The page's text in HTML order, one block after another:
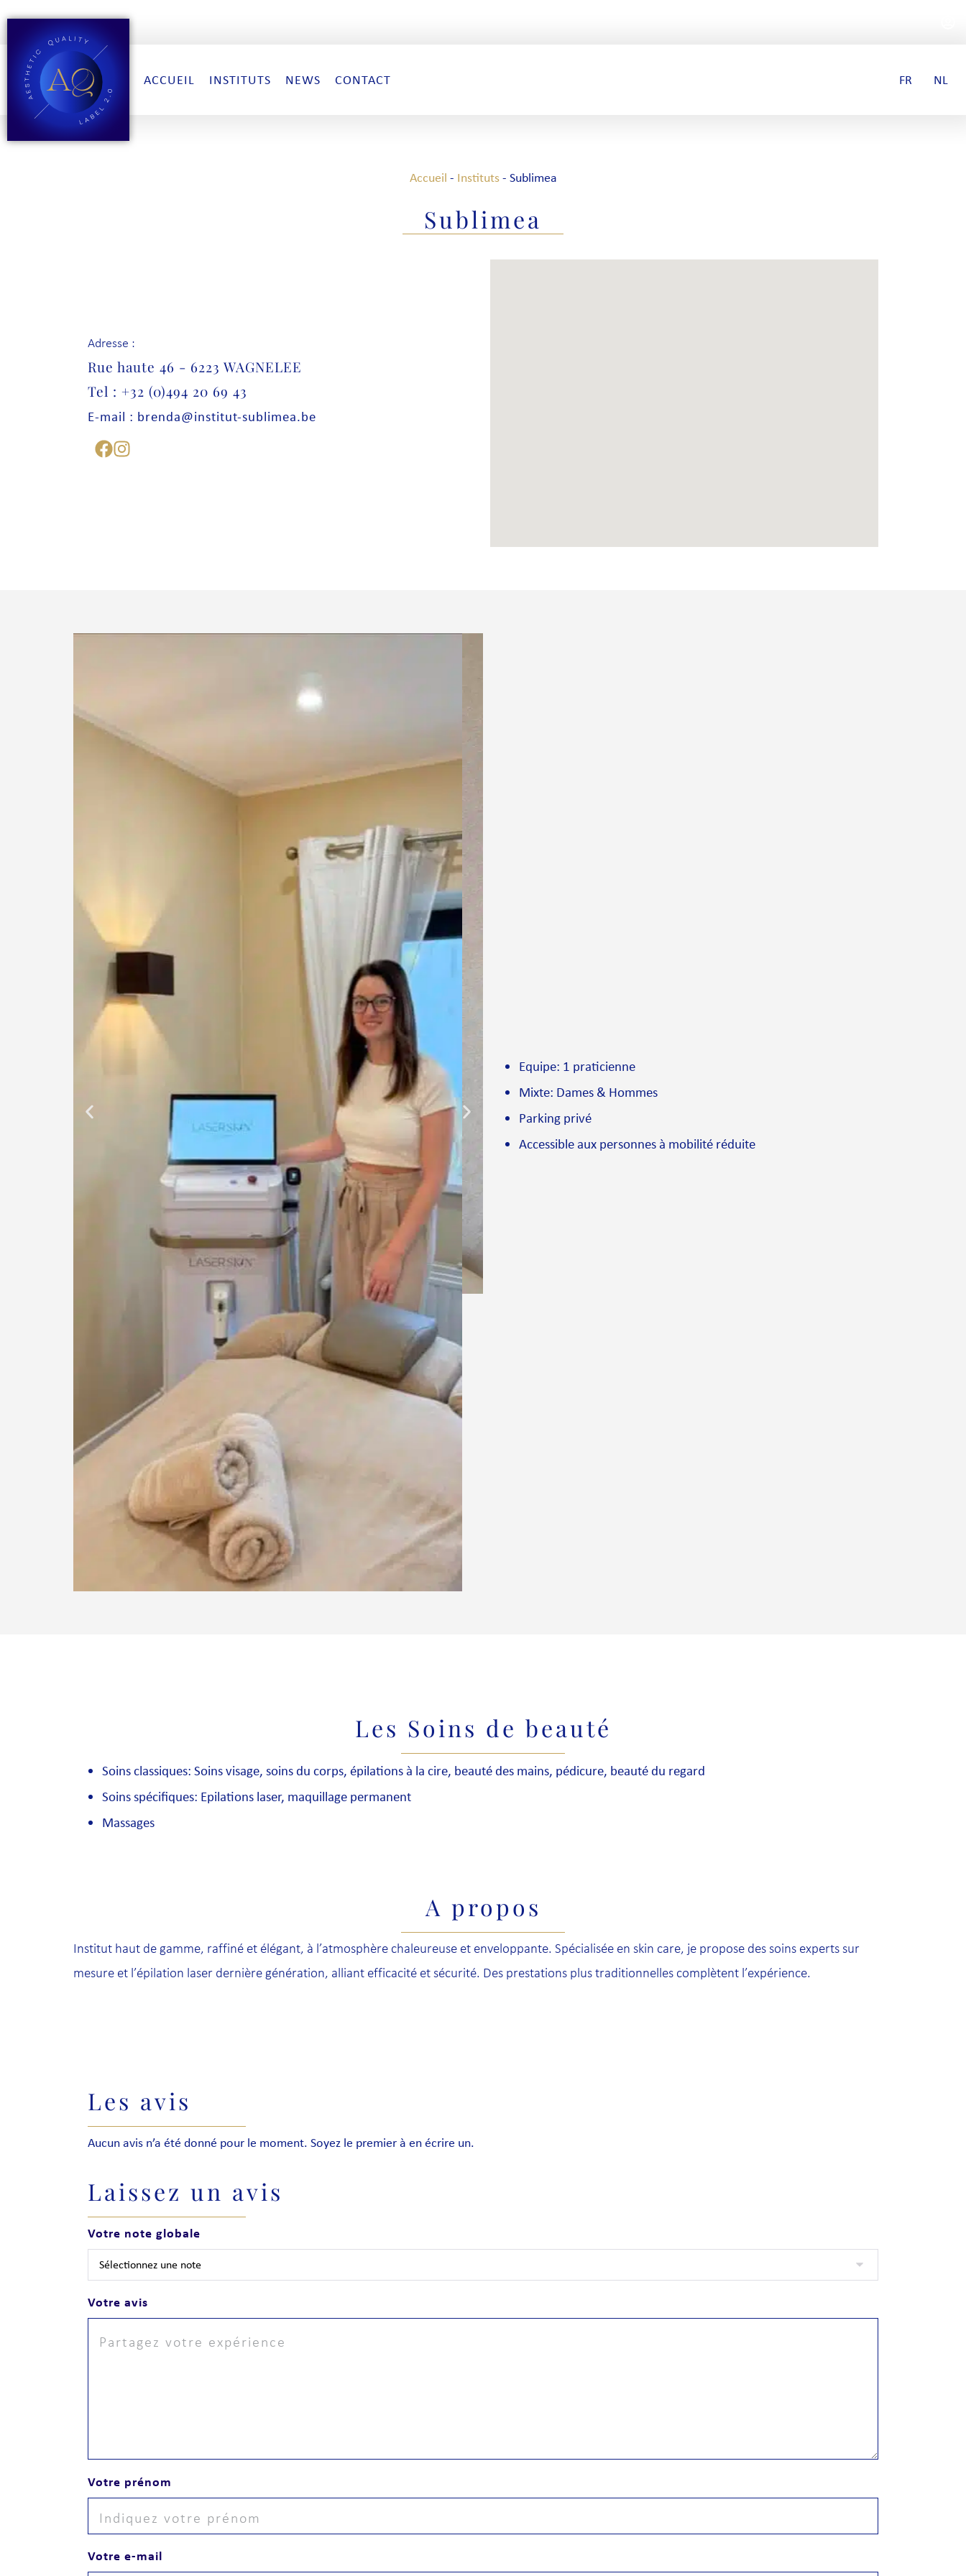
ACCUEIL INSTITUTS NEWS CONTACT FR NL
Accueil - Instituts- Sublimea
Sublimea
Adresse :
Rue haute 46 - 6223 WAGNELEE
Tel : +32 (0)494 20 69 43
E-mail : brenda@institut-sublimea.be
Equipe: 1 praticienne
Mixte: Dames & Hommes
Parking privé
Accessible aux personnes à mobilité réduite
Les Soins de beauté
Soins classiques: Soins visage, soins du corps, épilations à la cire, beauté des mains, pédicure, beauté du regard
Soins spécifiques: Epilations laser, maquillage permanent
Massages
A propos
Institut haut de gamme, raffiné et élégant, à l’atmosphère chaleureuse et enveloppante. Spécialisée en skin care, je propose des soins experts sur
mesure et l’épilation laser dernière génération, alliant efficacité et sécurité. Des prestations plus traditionnelles complètent l’expérience.
Les avis
Aucun avis n’a été donné pour le moment. Soyez le premier à en écrire un.
Laissez un avis
Votre note globale
Votre avis
Votre prénom
Votre e-mail